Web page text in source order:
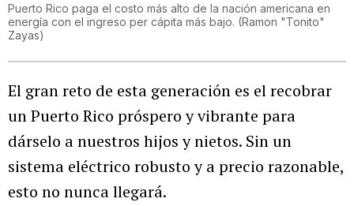
Puerto Rico paga el costo más alto de la nación americana en
energía con el ingreso per cápita más bajo. (Ramon "Tonito"
Zayas)
El gran reto de esta generación es el recobrar
un Puerto Rico próspero y vibrante para
dárselo a nuestros hijos y nietos. Sin un
sistema eléctrico robusto y a precio razonable,
esto no nunca llegará.